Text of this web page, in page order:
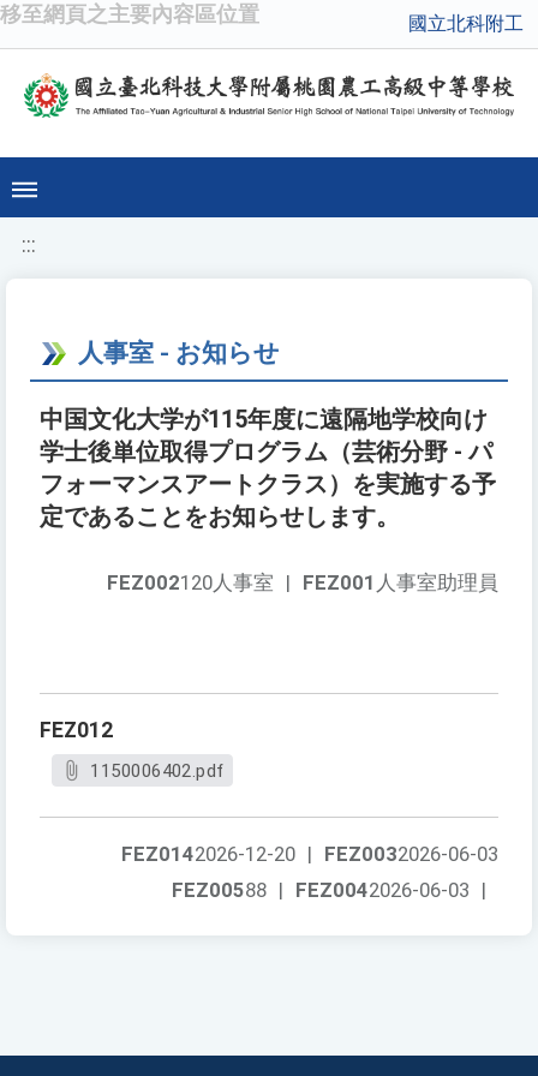
移至網頁之主要內容區位置 國立北科附工
:::
人事室 - お知らせ
中国文化大学が115年度に遠隔地学校向け
学士後単位取得プログラム（芸術分野 - パ
フォーマンスアートクラス）を実施する予
定であることをお知らせします。
FEZ001 人事室助理員
FEZ002120人事室 |
FEZ012
1150006402.pdf
FEZ0032026-06-03
FEZ0142026-12-20 |
FEZ0042026-06-03 |
FEZ00588 |